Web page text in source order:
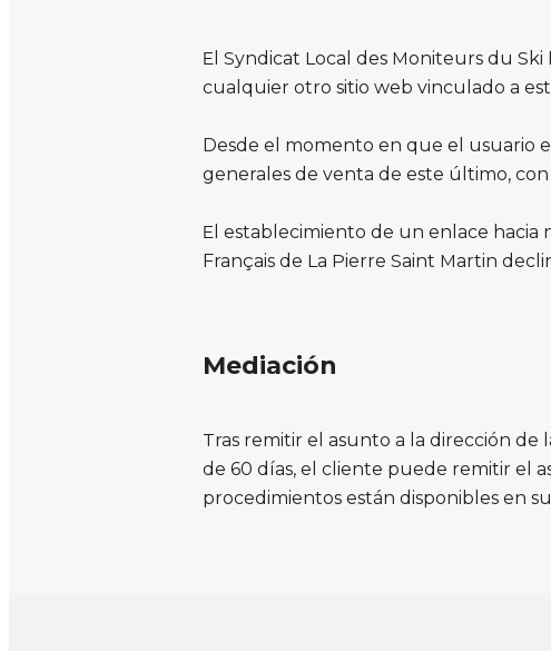
El Syndicat Local des Moniteurs du
cualquier otro sitio web vinculado a
Desde el momento en que el usuario
generales de venta de este último,
El establecimiento de un enlace hacia
Français de La Pierre Saint Martin
Mediación
Tras remitir el asunto a la dirección de
de 60 días, el cliente puede remitir el
procedimientos están disponibles en